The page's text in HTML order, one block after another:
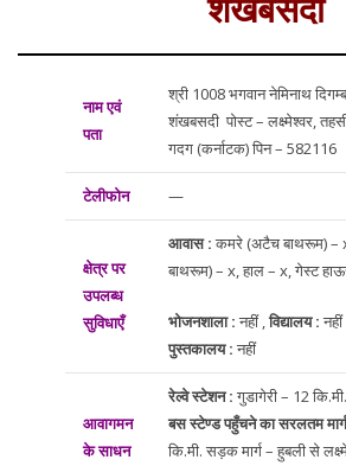
नाम एवं
पता
श्री 1008 भगवान नेमिनाथ
शंखबसदी पोस्ट – लक्ष्मेश्वर,
गदग (कर्नाटक) पिन – 582116
टेलीफोन —
क्षेत्र पर
उपलब्ध
सुविधाएँ
आवास : कमरे (अटैच बाथरूम) –
बाथरूम) – x, हाल – x, गेस्ट
भोजनशाला : नहीं , विद्यालय : नहीं ,
पुस्तकालय : नहीं
आवागमन
के साधन
रेल्वे स्टेशन : गुडागेरी – 12 कि.मी.
बस स्टेण्ड पहुँचने का सरलतम
कि.मी. सड़क मार्ग – हुबली से